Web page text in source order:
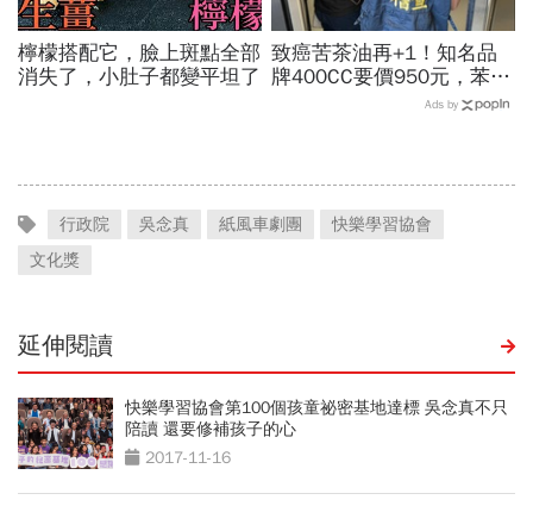
檸檬搭配它，臉上斑點全部
消失了，小肚子都變平坦了
致癌苦茶油再+1！知名品
牌400CC要價950元，苯駢
芘卻超標3倍…賣出131瓶
Ads by
行政院 吳念真 紙風車劇團
快樂學習協會
文化獎
延伸閱讀
快樂學習協會第100個孩童祕密基地達標 吳念真不只
陪讀 還要修補孩子的心
2017-11-16